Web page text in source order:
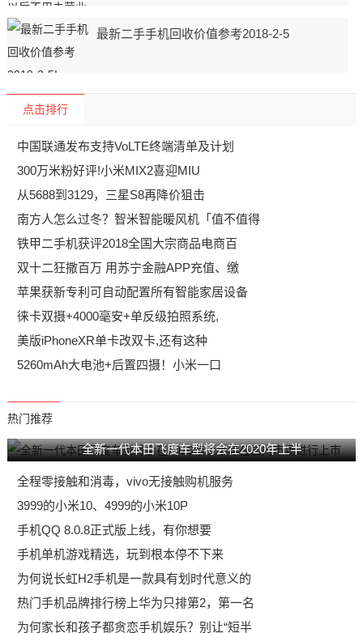
最新二手手机回收价值参考2018-2-5
点击排行
中国联通发布支持VoLTE终端清单及计划
300万米粉好评!小米MIX2喜迎MIU
从5688到3129，三星S8再降价狙击
南方人怎么过冬？智米智能暖风机「值不值得
铁甲二手机获评2018全国大宗商品电商百
双十二狂撒百万 用苏宁金融APP充值、缴
苹果获新专利可自动配置所有智能家居设备
徕卡双摄+4000毫安+单反级拍照系统,
美版iPhoneXR单卡改双卡,还有这种
5260mAh大电池+后置四摄！小米一口
热门推荐
全新一代本田飞度车型将会在2020年上半
全程零接触和消毒，vivo无接触购机服务
3999的小米10、4999的小米10P
手机QQ 8.0.8正式版上线，有你想要
手机单机游戏精选，玩到根本停不下来
为何说长虹H2手机是一款具有划时代意义的
热门手机品牌排行榜上华为只排第2，第一名
为何家长和孩子都贪恋手机娱乐？别让“短半